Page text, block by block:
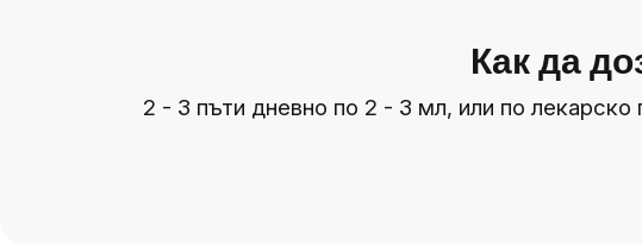
Как да
2 - 3 пъти дневно по 2 - 3 мл, или по лекарско